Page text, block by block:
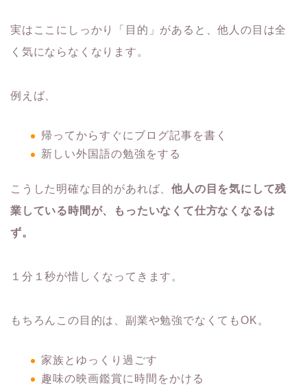
実はここにしっかり「目的」があると、他人の目は全
く気にならなくなります。
例えば、
帰ってからすぐにブログ記事を書く
新しい外国語の勉強をする
こうした明確な目的があれば、他人の目を気にして残
業している時間が、もったいなくて仕方なくなるは
ず。
１分１秒が惜しくなってきます。
もちろんこの目的は、副業や勉強でなくてもOK。
家族とゆっくり過ごす
趣味の映画鑑賞に時間をかける